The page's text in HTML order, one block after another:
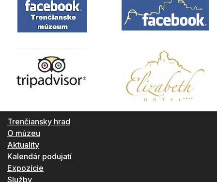
Trenčiansky hrad
O múzeu
Aktuality
Kalendár podujatí
Expozície
Služby